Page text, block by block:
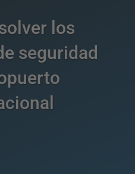
los
seguridad